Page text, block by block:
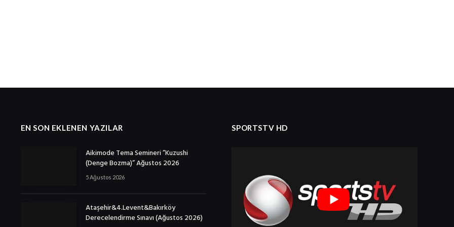
EN SON EKLENEN YAZILAR
Aikimode Tema Semineri ”Kuzushi
(Denge Bozma)” Ağustos 2026
5 Ağustos 2026
Ataşehir&4.Levent&Bakırköy
Derecelendirme Sınavı (Ağustos 2026)
SPORTSTV HD